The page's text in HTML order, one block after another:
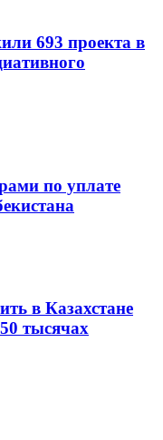
693 проекта в
по уплате
в Казахстане
тысячах